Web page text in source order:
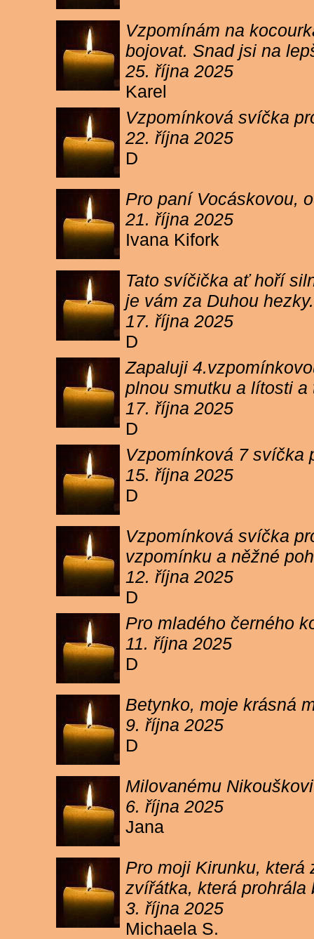
Vzpomínám na
bojovat. Snad jsi na
25. října 2025
Karel
Vzpomínková svíčka
22. října 2025
D
Pro paní Vocáskovou,
21. října 2025
Ivana Kifork
Tato svíčička ať hoří
je vám za Duhou
17. října 2025
D
Zapaluji
plnou smutku a lítosti
17. října 2025
D
Vzpomínková 7 svíčka
15. října 2025
D
Vzpomínková svíčka
vzpomínku a něžné
12. října 2025
D
Pro mladého černého
11. října 2025
D
Betynko, moje krásná
9. října 2025
D
Milovanému
6. října 2025
Jana
Pro moji Kirunku, která
zvířátka, která prohrála
3. října 2025
Michaela S.